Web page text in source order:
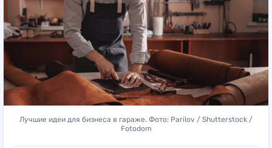
Лучшие идеи для бизнеса в гараже. Фото: Parilov / Shutterstock /
Fotodom